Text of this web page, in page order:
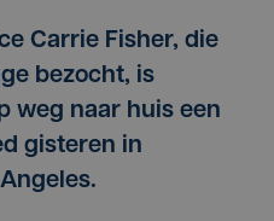
Carrie Fisher, die
bezocht, is
weg naar huis een
gisteren in